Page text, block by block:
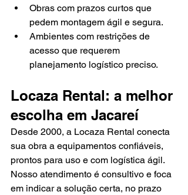
Obras com prazos curtos que
pedem montagem ágil e segura.
Ambientes com restrições de
acesso que requerem
planejamento logístico preciso.
Locaza Rental: a melhor
escolha em Jacareí
Desde 2000, a Locaza Rental conecta
sua obra a equipamentos confiáveis,
prontos para uso e com logística ágil.
Nosso atendimento é consultivo e foca
em indicar a solução certa, no prazo